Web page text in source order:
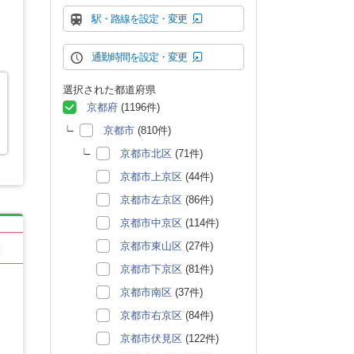
駅・路線を設定・変更
通勤時間を設定・変更
選択された都道府県
京都府 (1196件)
京都市 (810件)
京都市北区 (71件)
京都市上京区 (44件)
京都市左京区 (86件)
京都市中京区 (114件)
京都市東山区 (27件)
京都市下京区 (81件)
京都市南区 (37件)
京都市右京区 (84件)
京都市伏見区 (122件)